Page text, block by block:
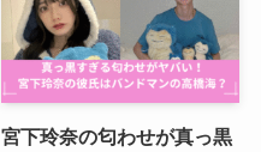
宮下玲奈の匂わせが真っ黒